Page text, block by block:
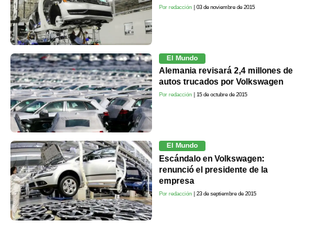
Por redacción | 03 de noviembre de 2015
El Mundo
Alemania revisará 2,4 millones de
autos trucados por Volkswagen
Por redacción | 15 de octubre de 2015
El Mundo
Escándalo en Volkswagen:
renunció el presidente de la
empresa
Por redacción | 23 de septiembre de 2015